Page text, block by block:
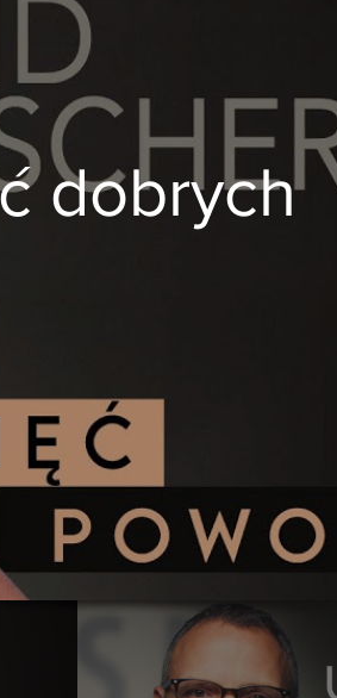
dobrych